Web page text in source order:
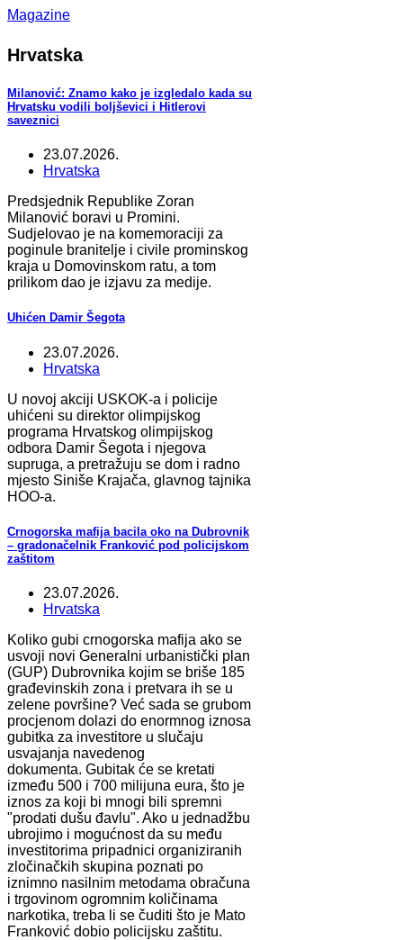
Magazine
Hrvatska
Milanović: Znamo kako je izgledalo kada su
Hrvatsku vodili boljševici i Hitlerovi
saveznici
23.07.2026.
Hrvatska
Predsjednik Republike Zoran
Milanović boravi u Promini.
Sudjelovao je na komemoraciji za
poginule branitelje i civile prominskog
kraja u Domovinskom ratu, a tom
prilikom dao je izjavu za medije.
Uhićen Damir Šegota
23.07.2026.
Hrvatska
U novoj akciji USKOK-a i policije
uhićeni su direktor olimpijskog
programa Hrvatskog olimpijskog
odbora Damir Šegota i njegova
supruga, a pretražuju se dom i radno
mjesto Siniše Krajača, glavnog tajnika
HOO-a.
Crnogorska mafija bacila oko na Dubrovnik
– gradonačelnik Franković pod policijskom
zaštitom
23.07.2026.
Hrvatska
Koliko gubi crnogorska mafija ako se
usvoji novi Generalni urbanistički plan
(GUP) Dubrovnika kojim se briše 185
građevinskih zona i pretvara ih se u
zelene površine? Već sada se grubom
procjenom dolazi do enormnog iznosa
gubitka za investitore u slučaju
usvajanja navedenog
dokumenta. Gubitak će se kretati
između 500 i 700 milijuna eura, što je
iznos za koji bi mnogi bili spremni
"prodati dušu đavlu". Ako u jednadžbu
ubrojimo i mogućnost da su među
investitorima pripadnici organiziranih
zločinačkih skupina poznati po
iznimno nasilnim metodama obračuna
i trgovinom ogromnim količinama
narkotika, treba li se čuditi što je Mato
Franković dobio policijsku zaštitu.